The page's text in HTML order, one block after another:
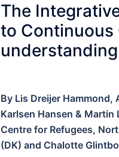
The
to Continuous
By Lis Dreijer
Karlsen Hansen &
Centre for Refugees,
(DK) and Chalotte